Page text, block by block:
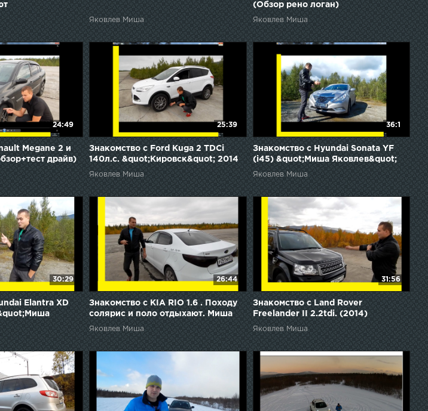
Яковлев Миша
(Обзор рено логан)
Яковлев Миша
24:49
Megane 2 и
драйв)
25:39
Знакомство с Ford Kuga 2 TDCi
140л.с. &quot;Кировск&quot; 2014
Яковлев Миша
36:1
Знакомство с Hyundai Sonata YF
(i45) &quot;Миша Яковлев&quot;
&quot;Кировск&quot;
Яковлев Миша
30:29
Elantra XD
26:44
Знакомство с KIA RIO 1.6 . Походу
солярис и поло отдыхают. Миша
Яковлев &quot;Кировск&quot;
Яковлев Миша
31:56
Знакомство с Land Rover
Freelander II 2.2tdi. (2014)
&quot;Миша Яковлев&quot;
&quot;Кировск&quot;
Яковлев Миша